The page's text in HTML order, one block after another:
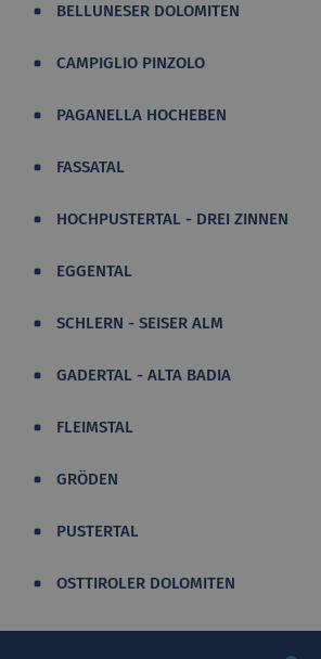
BELLUNESER DOLOMITEN
CAMPIGLIO PINZOLO
PAGANELLA HOCHEBEN
FASSATAL
HOCHPUSTERTAL - DREI ZINNEN
EGGENTAL
SCHLERN - SEISER ALM
GADERTAL - ALTA BADIA
FLEIMSTAL
GRÖDEN
PUSTERTAL
OSTTIROLER DOLOMITEN